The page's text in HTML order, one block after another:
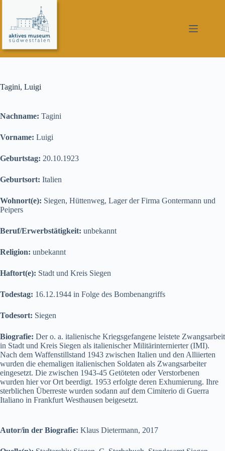
springen
Tagini, Luigi
Nachname: Tagini
Vorname: Luigi
Geburtstag: 20.10.1923
Geburtsort: Italien
Wohnort(e): Siegen, Hüttenweg, Lager der Firma Gontermann und
Peipers
Beruf/Erwerbstätigkeit: unbekannt
Religion: unbekannt
Haftort(e): Stadt und Kreis Siegen
Todestag: 16.12.1944 in Folge des Bombenangriffs
Todesort: Siegen
Biografie: Der o. a. italienische Kriegsgefangene leistete Zwangsarbeit
in Stadt und Kreis Siegen als italienischer Militärinternierter (IMI).
Nach dem Waffenstillstand 1943 zwischen Italien und den Alliierten
wurden die ehemaligen italienischen Soldaten als Zwangsarbeiter
eingesetzt. Die zwischen 1943-45 Getöteten oder Verstorbenen
wurden hier vor Ort beerdigt. 1953 erfolgte deren Exhumierung. Ihre
sterblichen Überreste wurden sodann auf dem Cimiterio di Guerra
Italiano in Frankfurt Westhausen beigesetzt.
Autor/in der Biografie: Klaus Dietermann, 2017